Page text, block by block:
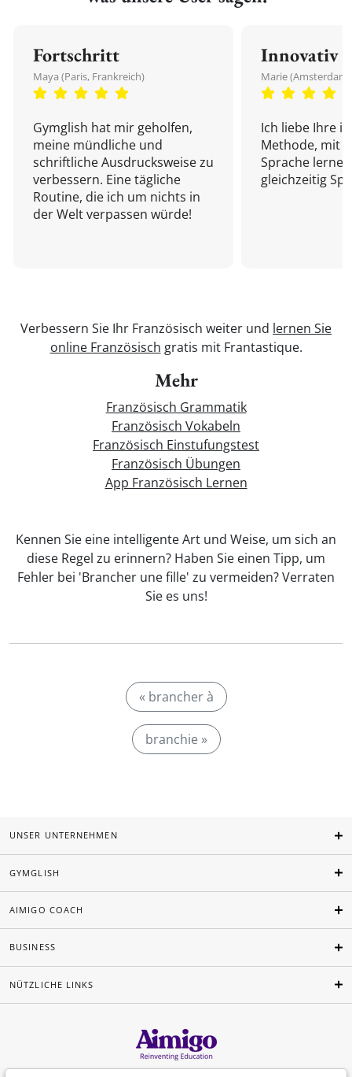
Fortschritt
Maya (Paris, Frankreich)
Gymglish hat mir geholfen,
meine mündliche und
schriftliche Ausdrucksweise zu
verbessern. Eine tägliche
Routine, die ich um nichts in
der Welt verpassen würde!
Innovativ
Marie
Ich liebe Ihre
Methode, mit
Sprache
gleichzeitig
Verbessern Sie Ihr Französisch weiter und lernen Sie
online Französisch gratis mit Frantastique.
Mehr
Französisch Grammatik
Französisch Vokabeln
Französisch Einstufungstest
Französisch Übungen
App Französisch Lernen
Kennen Sie eine intelligente Art und Weise, um sich an
diese Regel zu erinnern? Haben Sie einen Tipp, um
Fehler bei 'Brancher une fille' zu vermeiden? Verraten
Sie es uns!
« brancher à
branchie »
UNSER UNTERNEHMEN
GYMGLISH
AIMIGO COACH
BUSINESS
NÜTZLICHE LINKS